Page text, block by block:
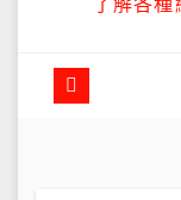
了解各種